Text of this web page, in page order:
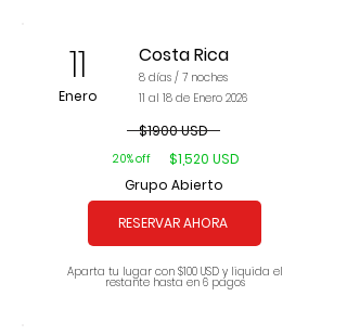
Enero
11 Costa Rica
8 días / 7 noches
11 al 18 de Enero 2026
$1900 USD
20% off
$1,520 USD
Grupo Abierto
RESERVAR AHORA
Aparta tu lugar con $100 USD y liquida el
restante hasta en 6 pagos